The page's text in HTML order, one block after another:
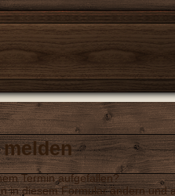
Termin aufgefallen?
in diesem Formular ändern und